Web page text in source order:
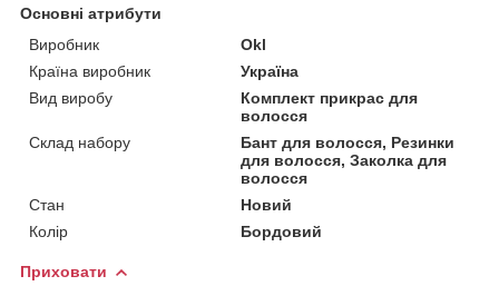
Основні атрибути
Виробник
Okl
Країна виробник
Україна
Вид виробу
Комплект прикрас для
волосся
Склад набору
Бант для волосся, Резинки
для волосся, Заколка для
волосся
Стан
Новий
Колір
Бордовий
Приховати